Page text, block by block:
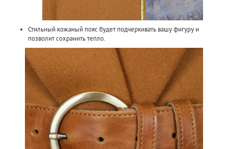
Стильный кожаный пояс будет подчеркивать вашу фигуру и
позволит сохранить тепло.